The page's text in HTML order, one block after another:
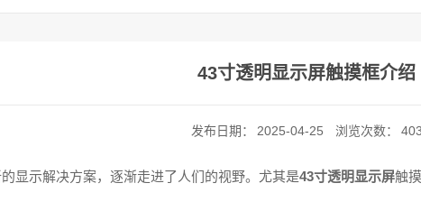
43寸透明显示屏触摸框介绍
发布日期： 2025-04-25 浏览次数： 403
显示解决方案，逐渐走进了人们的视野。尤其是43寸透明显示屏触